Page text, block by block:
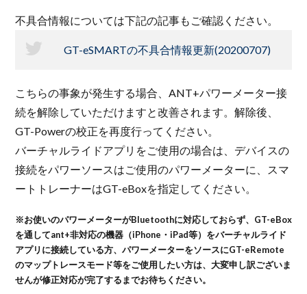
不具合情報については下記の記事もご確認ください。
GT-eSMARTの不具合情報更新(20200707)
こちらの事象が発生する場合、ANT+パワーメーター接
続を解除していただけますと改善されます。解除後、
GT-Powerの校正を再度行ってください。
バーチャルライドアプリをご使用の場合は、デバイスの
接続をパワーソースはご使用のパワーメーターに、スマ
ートトレーナーはGT-eBoxを指定してください。
※お使いのパワーメーターがBluetoothに対応しておらず、GT-eBox
を通してant+非対応の機器（iPhone・iPad等）をバーチャルライド
アプリに接続している方、パワーメーターをソースにGT-eRemote
のマップトレースモード等をご使用したい方は、大変申し訳ございま
せんが修正対応が完了するまでお待ちください。